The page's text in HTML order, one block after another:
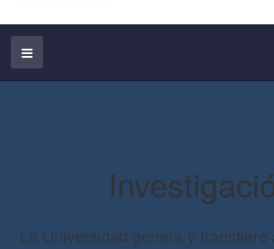
La Universidad genera y